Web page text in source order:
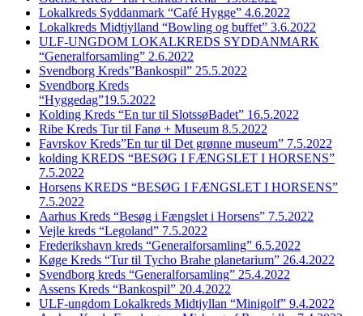
Lokalkreds Syddanmark “Café Hygge” 4.6.2022
Lokalkreds Midtjylland “Bowling og buffet” 3.6.2022
ULF-UNGDOM LOKALKREDS SYDDANMARK
“Generalforsamling” 2.6.2022
Svendborg Kreds”Bankospil” 25.5.2022
Svendborg Kreds
“Hyggedag”19.5.2022
Kolding Kreds “En tur til SlotssøBadet” 16.5.2022
Ribe Kreds Tur til Fanø + Museum 8.5.2022
Favrskov Kreds”En tur til Det grønne museum” 7.5.2022
kolding KREDS “BESØG I FÆNGSLET I HORSENS”
7.5.2022
Horsens KREDS “BESØG I FÆNGSLET I HORSENS”
7.5.2022
Aarhus Kreds “Besøg i Fængslet i Horsens” 7.5.2022
Vejle kreds “Legoland” 7.5.2022
Frederikshavn kreds “Generalforsamling” 6.5.2022
Køge Kreds “Tur til Tycho Brahe planetarium” 26.4.2022
Svendborg kreds “Generalforsamling” 25.4.2022
Assens Kreds “Bankospil” 20.4.2022
ULF-ungdom Lokalkreds Midtjyllan “Minigolf” 9.4.2022